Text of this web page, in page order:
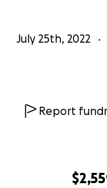
July 25th, 2022
Report